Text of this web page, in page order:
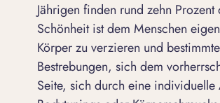
Jährigen finden rund zehn
Schönheit ist dem Menschen
Körper zu verzieren und
Bestrebungen, sich dem
Seite, sich durch eine individuelle